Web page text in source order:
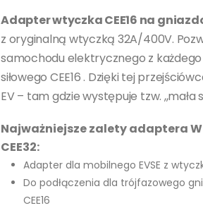
Adapter wtyczka CEE16 na
z oryginalną wtyczką 32A/400V.
samochodu elektrycznego z
siłowego CEE16 . Dzięki tej
EV – tam gdzie występuje tzw. ,,mała
Najważniejsze zalety adaptera
CEE32:
Adapter dla mobilnego EVSE z
Do podłączenia dla trójfazowego
CEE16